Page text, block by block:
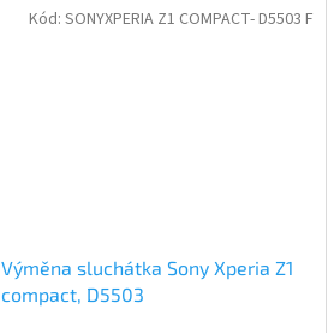
Výměna sluchátka Sony Xperia Z1
compact, D5503
Kód: SONYXPERIA Z1 COMPACT- D5503 F